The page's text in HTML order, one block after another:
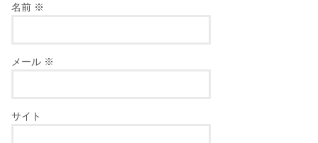
名前 ※
メール ※
サイト